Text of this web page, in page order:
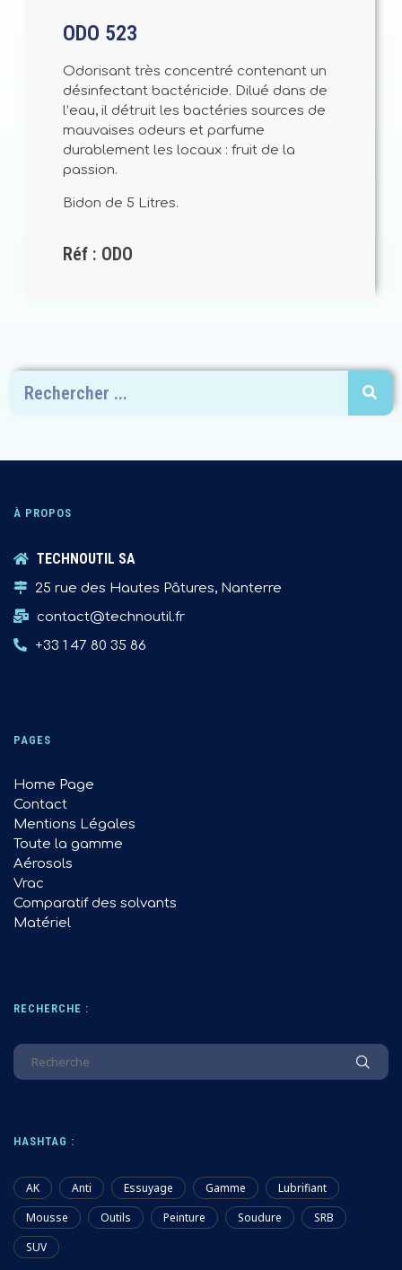
ODO 523
Odorisant très concentré contenant un
désinfectant bactéricide. Dilué dans de
l’eau, il détruit les bactéries sources de
mauvaises odeurs et parfume
durablement les locaux : fruit de la
passion.
Bidon de 5 Litres.
Réf : ODO
À PROPOS
TECHNOUTIL SA
25 rue des Hautes Pâtures, Nanterre
contact@technoutil.fr
+33 1 47 80 35 86
PAGES
Home Page
Contact
Mentions Légales
Toute la gamme
Aérosols
Vrac
Comparatif des solvants
Matériel
RECHERCHE :
HASHTAG :
AK Anti Essuyage Gamme
Lubrifiant
Mousse
Outils Peinture Soudure
SRB
SUV